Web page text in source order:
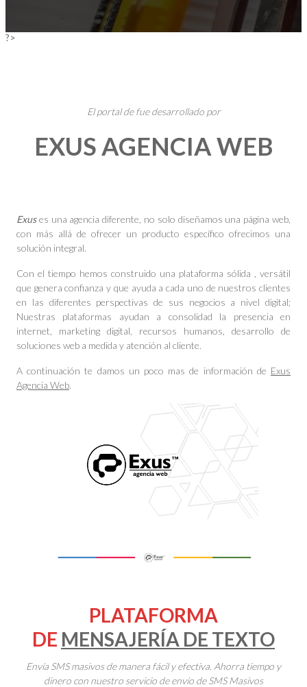
?>
El portal de fue desarrollado por
EXUS AGENCIA WEB
Exuses una agencia diferente, no solo diseñamos una página web,
con más allá de ofrecer un producto específico ofrecimos una
solución integral.
Con el tiempo hemos construido una plataforma sólida , versátil
que genera confianza y que ayuda a cada uno de nuestros clientes
en las diferentes perspectivas de sus negocios a nivel digital;
Nuestras plataformas ayudan a consolidad la presencia en
internet, marketing digital, recursos humanos, desarrollo de
soluciones web a medida y atención al cliente.
A continuación te damos un poco mas de información de Exus
Agencia Web.
PLATAFORMA
DE MENSAJERÍA DE TEXTO
Envía SMS masivos de manera fácil y efectiva. Ahorra tiempo y
dinero con nuestro servicio de envío de SMS Masivos